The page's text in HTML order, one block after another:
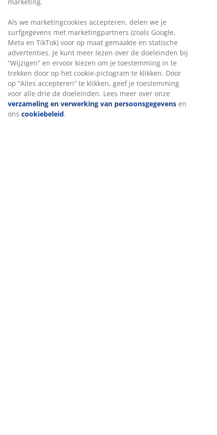
Verkoelende slaaptips en producten voor
zwoele zomernachten
9 tips om het hoofd koel te houden tijdens warme
marketing.
Als we marketingcookies accepteren, delen we je
surfgegevens met marketingpartners (zoals Google,
Meta en TikTok) voor op maat gemaakte en statische
advertenties. Je kunt meer lezen over de doeleinden bij
“Wijzigen” en ervoor kiezen om je toestemming in te
trekken door op het cookie-pictogram te klikken. Door
op “Alles accepteren” te klikken, geef je toestemming
voor alle drie de doeleinden. Lees meer over onze
verzameling en verwerking van persoonsgegevens en
ons cookiebeleid.